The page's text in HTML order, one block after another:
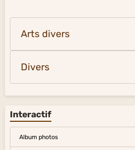
Arts divers
Divers
Interactif
Album photos